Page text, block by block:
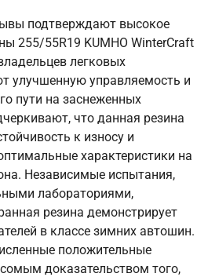
подтверждают высокое
255/55R19 KUMHO WinterCraft
легковых
улучшенную управляемость и
пути на заснеженных
что данная резина
к износу и
характеристики на
Независимые испытания,
лабораториями,
резина демонстрирует
в классе зимних автошин.
положительные
доказательством того,